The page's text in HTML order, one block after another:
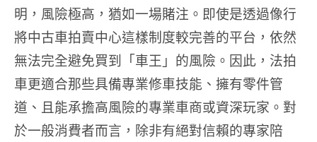
明，風險極高，猶如一場賭注。即使是透過像行
將中古車拍賣中心這樣制度較完善的平台，依然
無法完全避免買到「車王」的風險。因此，法拍
車更適合那些具備專業修車技能、擁有零件管
道、且能承擔高風險的專業車商或資深玩家。對
於一般消費者而言，除非有絕對信賴的專家陪